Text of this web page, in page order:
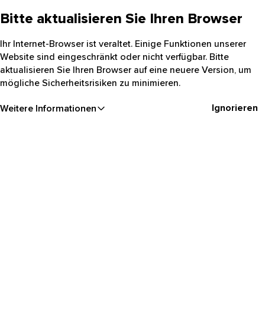
Bitte aktualisieren Sie Ihren Browser
Ihr Internet-Browser ist veraltet. Einige Funktionen unserer
Website sind eingeschränkt oder nicht verfügbar. Bitte
aktualisieren Sie Ihren Browser auf eine neuere Version, um
mögliche Sicherheitsrisiken zu minimieren.
Weitere Informationen Ignorieren